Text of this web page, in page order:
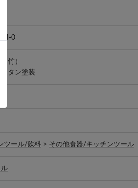
0
竹）
レタン塗装
ツール/飲料 > その他食器/キッチンツール